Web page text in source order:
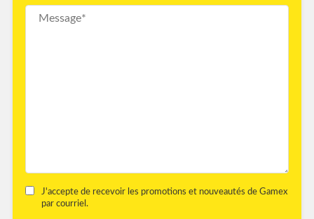
J'accepte de recevoir les promotions et nouveautés de Gamex
par courriel.